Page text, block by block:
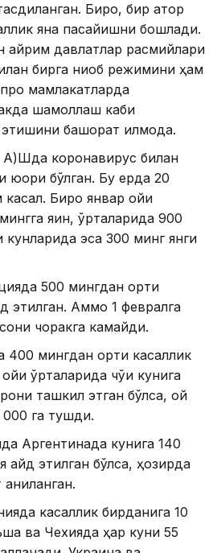
Бироқ, бир қатор
яна пасайишни бошлади.
айрим давлатлар расмийлари
бирга ниқоб режимини ҳам
мамлакатларда
шамоллаш каби
башорат қилмоқда.
А)Шда коронавирус билан
юқори бўлган. Бу ерда 20
Бироқ январ ойи
яқин, ўрталарида 900
кунларида эса 300 минг янги
500 мингдан ортиқ
этилган. Аммо 1 февралга
чоракга камайди.
400 мингдан ортиқ касаллик
ўрталарида чўққи кунига
ташкил этган бўлса, ой
000 га тушди.
Аргентинада кунига 140
қайд этилган бўлса, ҳозирда
касаллик бирданига 10
ва Чехияда ҳар куни 55